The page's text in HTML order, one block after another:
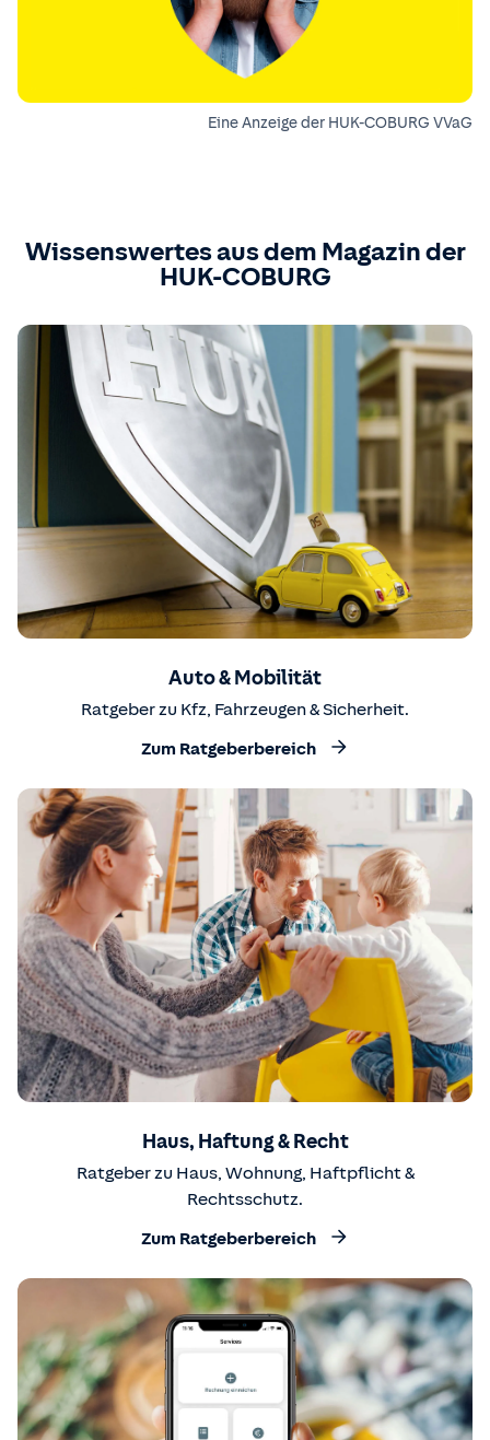
Eine Anzeige der HUK-COBURG VVaG
Wissenswertes aus dem Magazin der
HUK-COBURG
Auto & Mobilität
Ratgeber zu Kfz, Fahrzeugen & Sicherheit.
Zum Ratgeberbereich
Haus, Haftung & Recht
Ratgeber zu Haus, Wohnung, Haftpflicht &
Rechtsschutz.
Zum Ratgeberbereich